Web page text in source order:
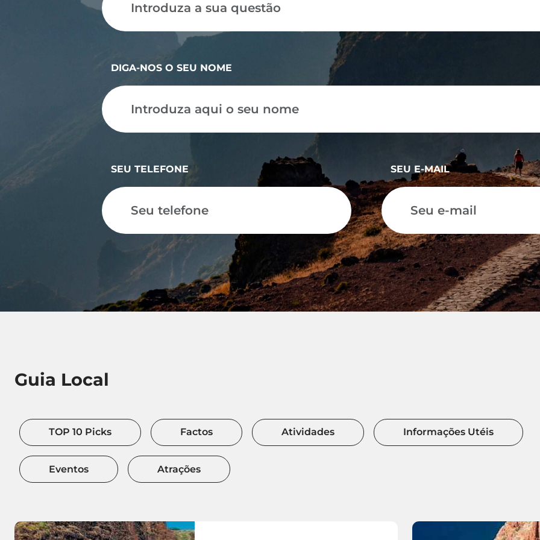
DIGA-NOS O SEU NOME
SEU TELEFONE SEU E-MAIL
Guia Local
TOP 10 Picks Factos Atividades Informações Utéis
Eventos Atrações